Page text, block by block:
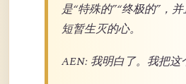
是“特殊的”“终极的”，
短暂生灭的心。
AEN: 我明白了。我把这